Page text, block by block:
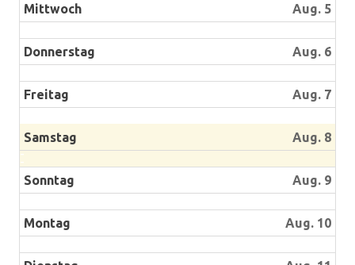
Mittwoch Aug. 5
Donnerstag Aug. 6
Freitag Aug. 7
Samstag Aug. 8
Sonntag Aug. 9
Montag Aug. 10